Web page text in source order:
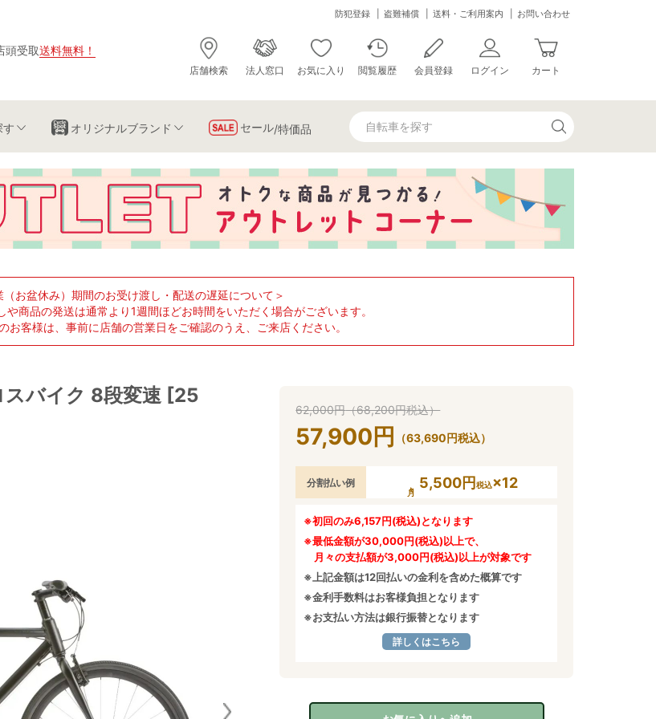
頭受取送料無料 ！
防犯登録 盗難補償 送料・ご利用案内 お問い合わせ
店舗検索 法人窓口 お気に入り 閲覧履歴 会員登録 ログイン カート
す オリジナルブランド セール/特価品
（お盆休み）期間のお受け渡し・配送の遅延について＞
や商品の発送は通常より1週間ほどお時間をいただく場合がございます。
お客様は、事前に店舗の営業日をご確認のうえ、ご来店ください。
バイク 8段変速 [25
62,000円（68,200円税込）
57,900 円 （63,690円税込）
分割払い例 5,500円税込×12
※初回のみ6,157円(税込)となります
※最低金額が30,000円(税込)以上で、
月々の支払額が3,000円(税込)以上が対象です
※上記金額は12回払いの金利を含めた概算です
※金利手数料はお客様負担となります
※お支払い方法は銀行振替となります
詳しくはこちら